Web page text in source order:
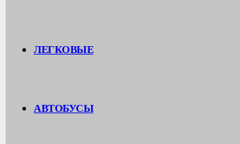
ЛЕГКОВЫЕ
АВТОБУСЫ